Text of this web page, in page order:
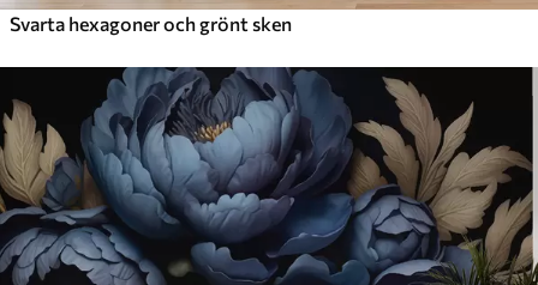
Svarta hexagoner och grönt sken